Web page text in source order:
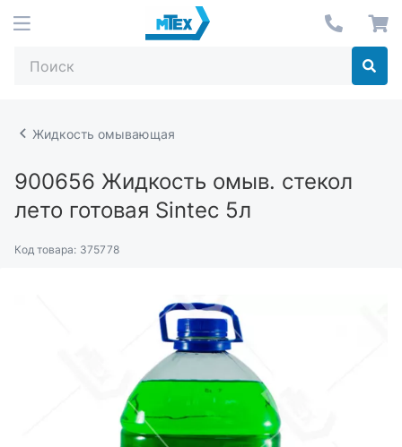
Жидкость омывающая
900656 Жидкость омыв. стекол
лето готовая Sintec 5л
Код товара: 375778